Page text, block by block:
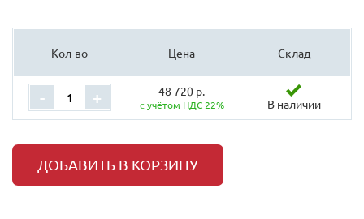
Кол-во Цена Склад
- + 48 720 р.
с учётом НДС 22% В наличии
ДОБАВИТЬ В КОРЗИНУ